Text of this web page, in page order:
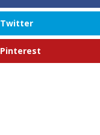
Twitter
Pinterest